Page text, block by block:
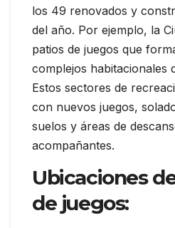
los 49 renovados y
del año. Por ejemplo, la
patios de juegos que
complejos habitacionales
Estos sectores de
con nuevos juegos,
suelos y áreas de
acompañantes.
Ubicaciones
de juegos: